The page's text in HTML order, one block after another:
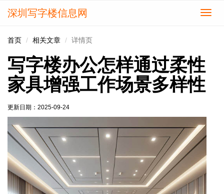
切
深圳写字楼信息网
首页 相关文章 详情页
写字楼办公怎样通过柔性
家具增强工作场景多样性
更新日期： 2025-09-24